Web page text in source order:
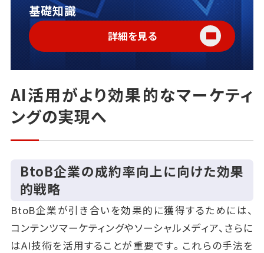
基礎知識
詳細を見る
AI活用がより効果的なマーケティ
ングの実現へ
BtoB企業の成約率向上に向けた効果
的戦略
BtoB企業が引き合いを効果的に獲得するためには、
コンテンツマーケティングやソーシャルメディア、さらに
はAI技術を活用することが重要です。これらの手法を